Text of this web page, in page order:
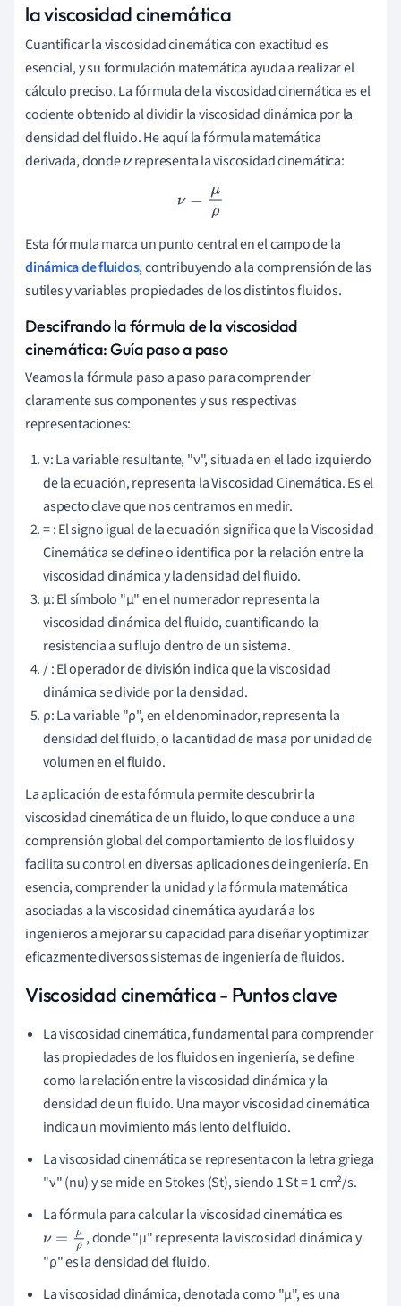
la viscosidad cinemática
Cuantificar la viscosidad cinemática con exactitud es
esencial, y su formulación matemática ayuda a realizar el
cálculo preciso. La fórmula de la viscosidad cinemática es el
cociente obtenido al dividir la viscosidad dinámica por la
densidad del fluido. He aquí la fórmula matemática
derivada, dondeνrepresenta la viscosidad cinemática:
ν=μ ρ
Esta fórmula marca un punto central en el campo de la
dinámica de fluidos, contribuyendo a la comprensión de las
sutiles y variables propiedades de los distintos fluidos.
Descifrando la fórmula de la viscosidad
cinemática: Guía paso a paso
Veamos la fórmula paso a paso para comprender
claramente sus componentes y sus respectivas
representaciones:
ν: La variable resultante, "ν", situada en el lado izquierdo
de la ecuación, representa la Viscosidad Cinemática. Es el
aspecto clave que nos centramos en medir.
= : El signo igual de la ecuación significa que la Viscosidad
Cinemática se define o identifica por la relación entre la
viscosidad dinámica y la densidad del fluido.
μ: El símbolo "μ" en el numerador representa la
viscosidad dinámica del fluido, cuantificando la
resistencia a su flujo dentro de un sistema.
/ : El operador de división indica que la viscosidad
dinámica se divide por la densidad.
ρ: La variable "ρ", en el denominador, representa la
densidad del fluido, o la cantidad de masa por unidad de
volumen en el fluido.
La aplicación de esta fórmula permite descubrir la
viscosidad cinemática de un fluido, lo que conduce a una
comprensión global del comportamiento de los fluidos y
facilita su control en diversas aplicaciones de ingeniería. En
esencia, comprender la unidad y la fórmula matemática
asociadas a la viscosidad cinemática ayudará a los
ingenieros a mejorar su capacidad para diseñar y optimizar
eficazmente diversos sistemas de ingeniería de fluidos.
Viscosidad cinemática - Puntos clave
La viscosidad cinemática, fundamental para comprender
las propiedades de los fluidos en ingeniería, se define
como la relación entre la viscosidad dinámica y la
densidad de un fluido. Una mayor viscosidad cinemática
indica un movimiento más lento del fluido.
La viscosidad cinemática se representa con la letra griega
"ν" (nu) y se mide en Stokes (St), siendo 1 St = 1 cm²/s.
La fórmula para calcular la viscosidad cinemática es
ν=μρ
, donde "μ" representa la viscosidad dinámica y
"ρ" es la densidad del fluido.
La viscosidad dinámica, denotada como "μ", es una